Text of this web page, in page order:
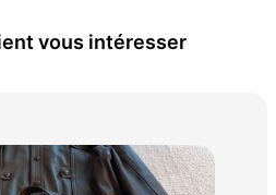
vous intéresser